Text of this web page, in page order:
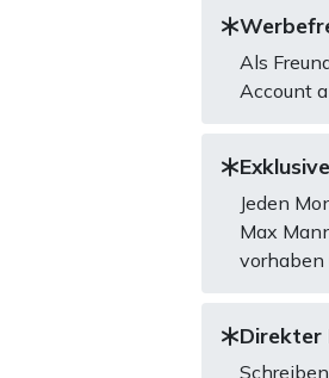
Als
Account
Jeden
Max
vorhaben
Direkter